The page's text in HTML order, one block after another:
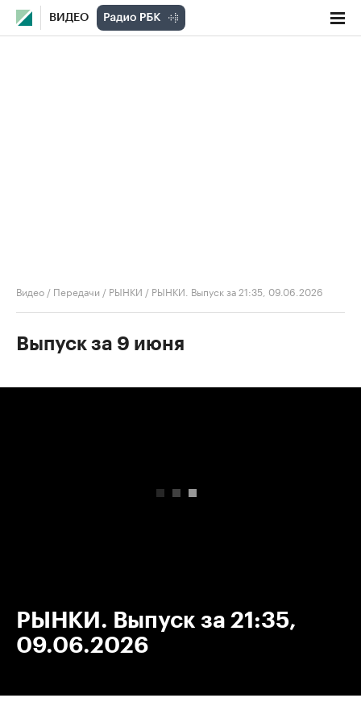
ВИДЕО
Видео / Передачи / РЫНКИ / РЫНКИ. Выпуск за 21:35, 09.06.2026
Выпуск за 9 июня
РЫНКИ. Выпуск за 21:35,
09.06.2026